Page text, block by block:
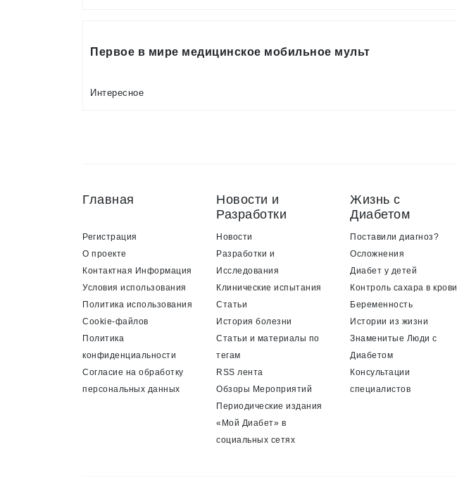
Первое в мире медицинское мобильное мульт
Интересное
Главная
Регистрация
О проекте
Контактная Информация
Условия использования
Политика использования
Cookie-файлов
Политика
конфиденциальности
Согласие на обработку
персональных данных
Новости и
Разработки
Новости
Разработки и
Исследования
Клинические испытания
Статьи
История болезни
Статьи и материалы по
тегам
RSS лента
Обзоры Мероприятий
Периодические издания
«Мой Диабет» в
социальных сетях
Жизнь с
Диабетом
Поставили диагноз?
Осложнения
Диабет у детей
Контроль сахара в крови
Беременность
Истории из жизни
Знаменитые Люди с
Диабетом
Консультации
специалистов